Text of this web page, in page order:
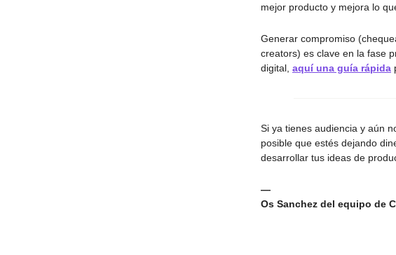
mejor producto y mejora lo
Generar compromiso
creators) es clave en la fase
digital, aquí una guía rápida
Si ya tienes audiencia y aún
posible que estés dejando
desarrollar tus ideas de
—
Os Sanchez del equipo de